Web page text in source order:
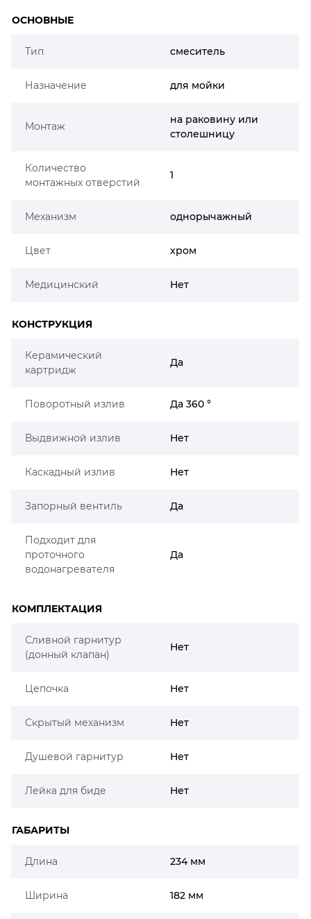
ОСНОВНЫЕ
Тип смеситель
Назначение для мойки
Монтаж
на раковину или
столешницу
Количество
монтажных отверстий
1
Механизм однорычажный
Цвет хром
Медицинский Нет
КОНСТРУКЦИЯ
Керамический
картридж
Да
Поворотный излив Да 360 °
Выдвижной излив Нет
Каскадный излив Нет
Запорный вентиль Да
Подходит для
проточного
водонагревателя
Да
КОМПЛЕКТАЦИЯ
Сливной гарнитур
(донный клапан)
Нет
Цепочка Нет
Скрытый механизм Нет
Душевой гарнитур Нет
Лейка для биде Нет
ГАБАРИТЫ
Длина 234 мм
Ширина 182 мм